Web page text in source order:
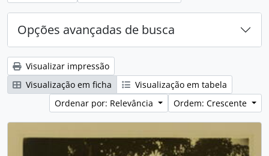
Opções avançadas de busca
Visualizar impressão
Visualização em ficha
Visualização em tabela
Ordenar por: Relevância
Ordem: Crescente